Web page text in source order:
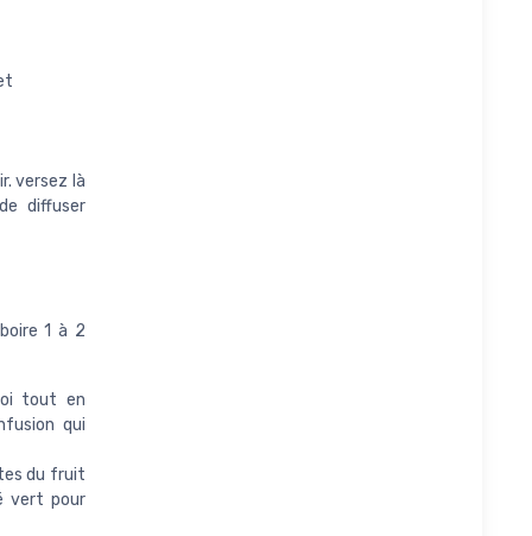
versez là
diffuser
1 à 2
tout en
qui
du fruit
vert pour